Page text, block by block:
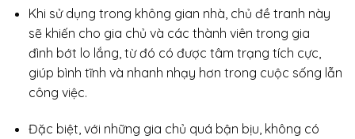
Khi sử dụng trong không gian nhà, chủ đề tranh này
sẽ khiến cho gia chủ và các thành viên trong gia
đình bớt lo lắng, từ đó có được tâm trạng tích cực,
giúp bình tĩnh và nhanh nhạy hơn trong cuộc sống lẫn
công việc.
Đặc biệt, với những gia chủ quá bận bịu, không có